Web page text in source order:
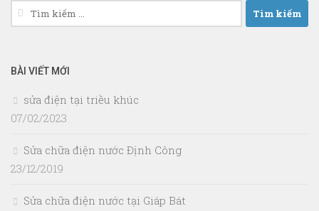
Tìm
kiếm
BÀI VIẾT MỚI
sửa điện tại triều khúc
07/02/2023
Sửa chữa điện nước Định Công
23/12/2019
Sửa chữa điện nước tại Giáp Bát